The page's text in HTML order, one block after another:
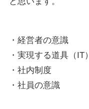
・経営者の意識
・実現する道具（IT）
・社内制度
・社員の意識